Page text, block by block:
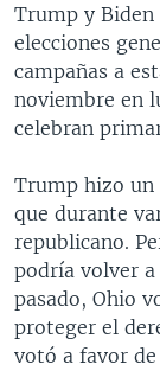
Trump y Biden
elecciones
campañas a
noviembre en
celebran
Trump hizo un
que durante
republicano.
podría volver
pasado, Ohio
proteger el
votó a favor